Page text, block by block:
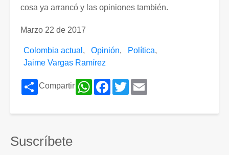
cosa ya arrancó y las opiniones también.
Marzo 22 de 2017
Colombia actual Opinión
Política
Jaime Vargas Ramírez
Share
Compartir WhatsApp
Facebook
Twitter
Suscríbete